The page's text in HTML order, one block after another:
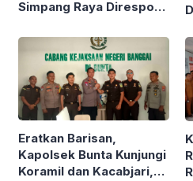
Simpang Raya Direspon
Eratkan Barisan,
Kapolsek Bunta Kunjungi
Koramil dan Kacabjari,